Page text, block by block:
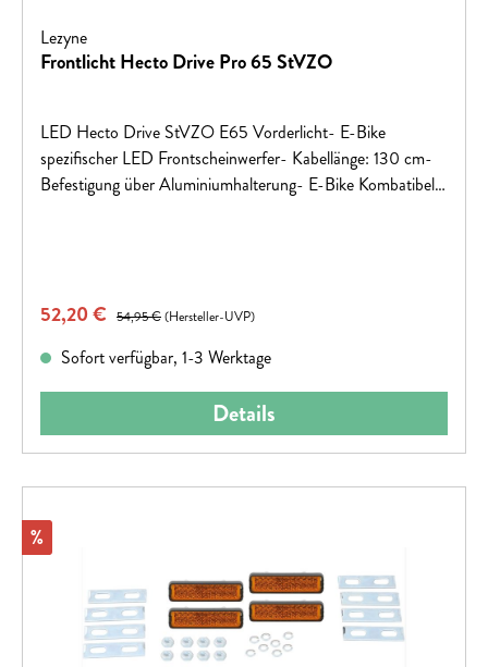
Lezyne
Frontlicht Hecto Drive Pro 65 StVZO
LED Hecto Drive StVZO E65 Vorderlicht- E-Bike
spezifischer LED Frontscheinwerfer- Kabellänge: 130 cm-
Befestigung über Aluminiumhalterung- E-Bike Kombatibel:
Verkaufspreis:
52,20 € Regulärer Preis:
54,95 €(Hersteller-UVP)
Sofort verfügbar, 1-3 Werktage
Details
Rabatt
%